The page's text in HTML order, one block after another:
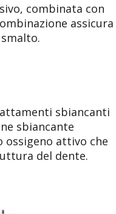
combinata con
assicura
sbiancanti
sbiancante
ossigeno attivo che
del dente.